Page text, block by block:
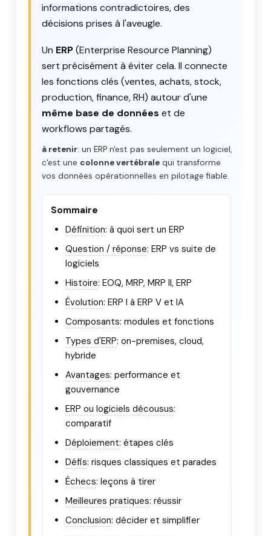
informations contradictoires, des
décisions prises à l'aveugle.
Un ERP(Enterprise Resource Planning)
sert précisément à éviter cela. Il connecte
les fonctions clés (ventes, achats, stock,
production, finance, RH) autour d'une
même base de données et de
workflows partagés.
à retenir: un ERP n'est pas seulement un logiciel,
c'est une colonne vertébrale qui transforme
vos données opérationnelles en pilotage fiable.
Sommaire
Définition: à quoi sert un ERP
Question / réponse: ERP vs suite de
logiciels
Histoire: EOQ, MRP, MRP II, ERP
Évolution: ERP I à ERP V et IA
Composants: modules et fonctions
Types d'ERP: on-premises, cloud,
hybride
Avantages: performance et
gouvernance
ERP ou logiciels décousus:
comparatif
Déploiement: étapes clés
Défis: risques classiques et parades
Échecs: leçons à tirer
Meilleures pratiques: réussir
Conclusion: décider et simplifier